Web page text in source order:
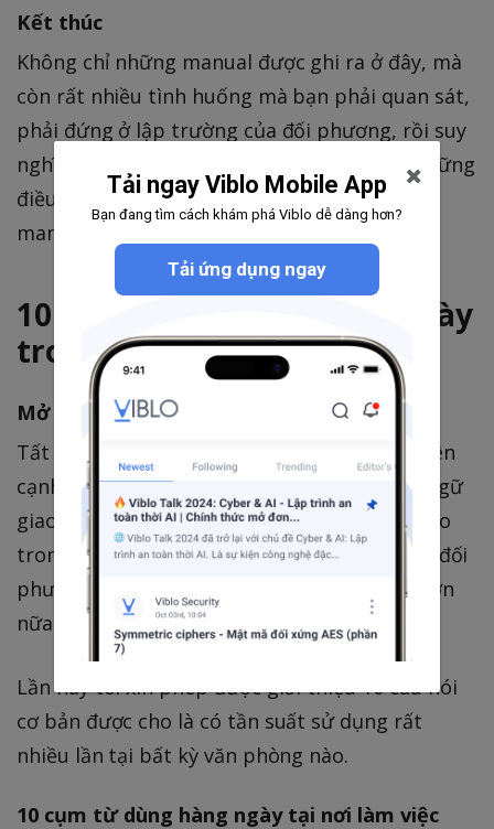
Kết thúc
Không chỉ những manual được ghi ra ở đây, mà
còn rất nhiều tình huống mà bạn phải quan sát,
phải đứng ở lập trường của đối phương, rồi suy
nghĩ xem bản thân nên làm gì, nên nói gì, những
điều này hoàn toàn có thể coi là business
manner.
10 cụm từ sử dụng hàng ngày
trong công ty
Mở đầu
Tất nhiên công việc rất quan trọng nhưng bên
cạnh đó chúng ta cần biết cách sử dụng từ ngữ
giao tiếp, chào hỏi. Bạn là một người khéo léo
trong giao tiếp, luôn luôn chào hỏi niềm nở, đối
phương sẽ có những ấn tượng tốt về bạn, hơn
nữa công việc cũng phần nào trôi chảy hơn.
Lần này tôi xin phép được giới thiệu 10 câu nói
cơ bản được cho là có tần suất sử dụng rất
nhiều lần tại bất kỳ văn phòng nào.
10 cụm từ dùng hàng ngày tại nơi làm việc
Tải ngay Viblo Mobile App
Bạn đang tìm cách khám phá Viblo dễ dàng hơn?
Tải ứng dụng ngay